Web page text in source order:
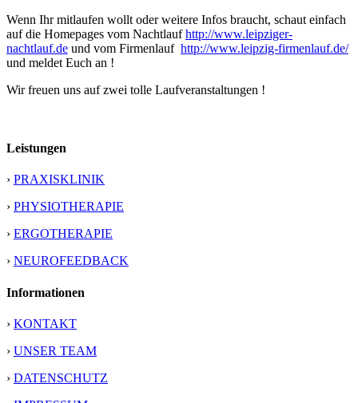
Wenn Ihr mitlaufen wollt oder weitere Infos braucht, schaut einfach
auf die Homepages vom Nachtlaufhttp://www.leipziger-
nachtlauf.de und vom Firmenlauf http://www.leipzig-firmenlauf.de/
und meldet Euch an !
Wir freuen uns auf zwei tolle Laufveranstaltungen !
Leistungen
› PRAXISKLINIK
› PHYSIOTHERAPIE
› ERGOTHERAPIE
› NEUROFEEDBACK
Informationen
› KONTAKT
› UNSER TEAM
› DATENSCHUTZ